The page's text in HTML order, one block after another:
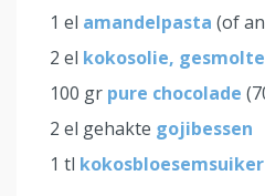
1 el amandelpasta (of
2 el kokosolie,
100 gr pure chocolade
2 el gehakte gojibessen
1 tl kokosbloesemsuiker